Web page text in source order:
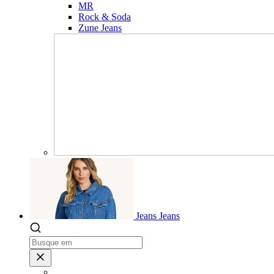
MR
Rock & Soda
Zune Jeans
Jeans Jeans